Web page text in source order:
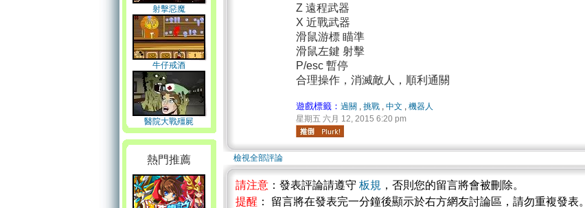
射擊惡魔
牛仔戒酒
醫院大戰殭屍
熱門推薦
Z 遠程武器
X 近戰武器
滑鼠游標 瞄準
滑鼠左鍵 射擊
P/esc 暫停
合理操作，消滅敵人，順利通關
遊戲標籤： 過關 , 挑戰 , 中文 , 機器人
星期五 六月 12, 2015 6:20 pm
檢視全部評論
請注意 ：發表評論請遵守 板規 ，否則您的留言將會被刪除。
提醒 ： 留言將在發表完一分鐘後顯示於右方網友討論區，請勿重複發表。